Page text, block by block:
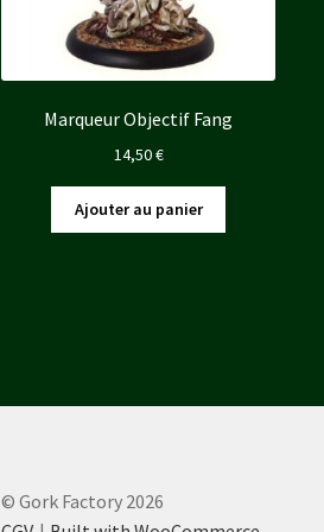
Marqueur Objectif Fang
14,50€
Ajouter au panier
© Gork Factory 2026